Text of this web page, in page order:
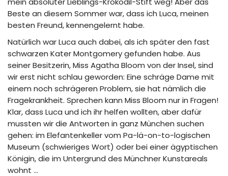
Beste an diesem Sommer war, dass ich Luca, meinen
besten Freund, kennengelernt habe.
Natürlich war Luca auch dabei, als ich später den fast
schwarzen Kater Montgomery gefunden habe. Aus
seiner Besitzerin, Miss Agatha Bloom von der Insel, sind
wir erst nicht schlau geworden: Eine schräge Dame mit
einem noch schrägeren Problem, sie hat nämlich die
Fragekrankheit. Sprechen kann Miss Bloom nur in Fragen!
Klar, dass Luca und ich ihr helfen wollten, aber dafür
mussten wir die Antworten in ganz München suchen
gehen: im Elefantenkeller vom Pa-lä-on-to-logischen
Museum (schwieriges Wort) oder bei einer ägyptischen
Königin, die im Untergrund des Münchner Kunstareals
wohnt …